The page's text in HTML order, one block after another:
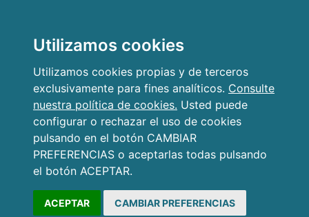
Utilizamos cookies
Utilizamos cookies propias y de terceros
exclusivamente para fines analíticos. Consulte
nuestra política de cookies. Usted puede
configurar o rechazar el uso de cookies
pulsando en el botón CAMBIAR
PREFERENCIAS o aceptarlas todas pulsando
el botón ACEPTAR.
ACEPTAR CAMBIAR PREFERENCIAS